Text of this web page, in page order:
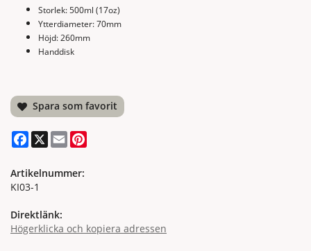
Storlek: 500ml (17oz)
Ytterdiameter: 70mm
Höjd: 260mm
Handdisk
Spara som favorit
Facebook
X Email
Artikelnummer:
KI03-1
Direktlänk:
Högerklicka och kopiera adressen